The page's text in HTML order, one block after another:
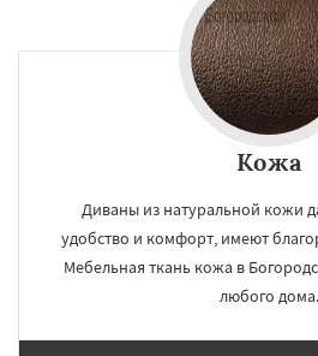
Кожа
Диваны из натуральной кожи
удобство и комфорт, имеют
Мебельная ткань кожа в
любого дома.